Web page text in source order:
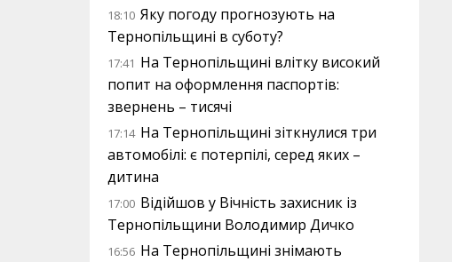
18:10 Яку погоду прогнозують на
Тернопільщині в суботу?
17:41 На Тернопільщині влітку високий
попит на оформлення паспортів:
звернень – тисячі
17:14 На Тернопільщині зіткнулися три
автомобілі: є потерпілі, серед яких –
дитина
17:00 Відійшов у Вічність захисник із
Тернопільщини Володимир Дичко
16:56 На Тернопільщині знімають